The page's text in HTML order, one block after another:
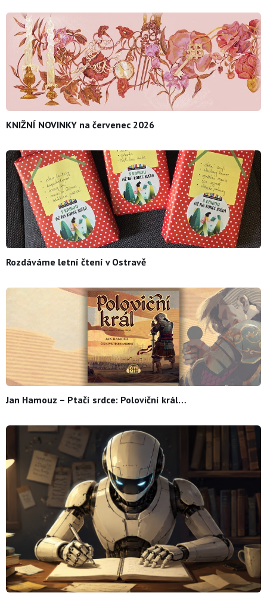
KNIŽNÍ NOVINKY na červenec 2026
Rozdáváme letní čtení v Ostravě
Jan Hamouz – Ptačí srdce: Poloviční král…